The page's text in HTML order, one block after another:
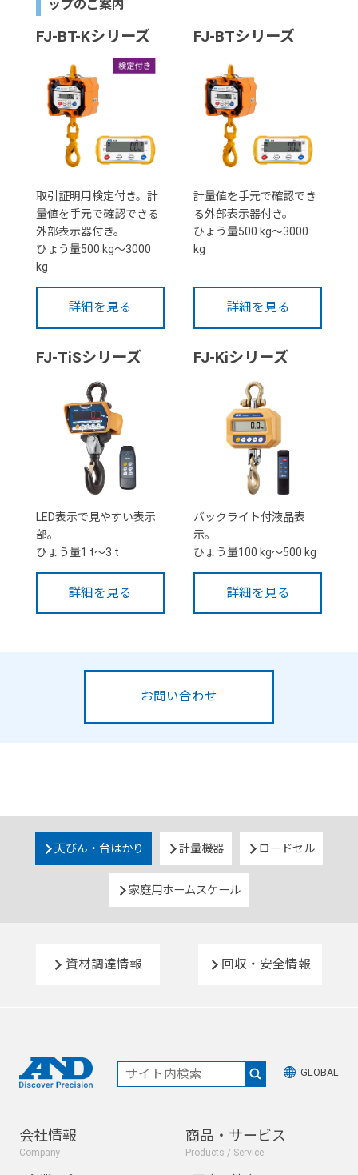
ップのご案内
FJ-BT-Kシリーズ
取引証明用検定付き。計
量値を手元で確認できる
外部表示器付き。
ひょう量500 kg～3000
kg
詳細を見る
FJ-BTシリーズ
計量値を手元で確認でき
る外部表示器付き。
ひょう量500 kg～3000
kg
詳細を見る
FJ-TiSシリーズ
LED表示で見やすい表示
部。
ひょう量1 t～3 t
詳細を見る
FJ-Kiシリーズ
バックライト付液晶表
示。
ひょう量100 kg～500 kg
詳細を見る
お問い合わせ
天びん・台はかり 計量機器 ロードセル
家庭用ホームスケール
資材調達情報 回収・安全情報
GLOBAL
会社情報
Company
商品・サービス
Products / Service